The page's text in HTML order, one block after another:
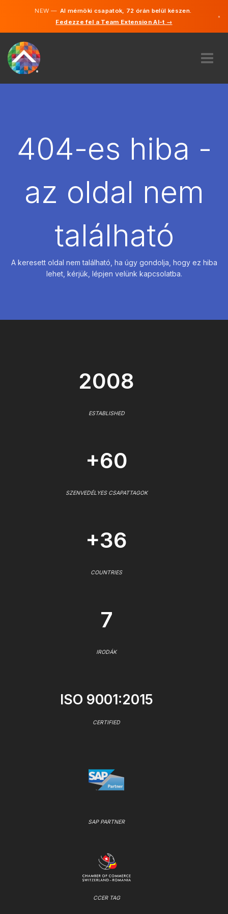
NEW —AI mérnöki csapatok, 72 órán belül készen.
Fedezze fel a Team Extension AI-t →
×
BÉREL
404-es hiba -
az oldal nem
található
A keresett oldal nem található, ha úgy gondolja, hogy ez hiba
lehet, kérjük, lépjen velünk kapcsolatba.
2008
ESTABLISHED
+60
SZENVEDÉLYES CSAPATTAGOK
+36
COUNTRIES
7
IRODÁK
ISO 9001:2015
CERTIFIED
SAP PARTNER
CCER TAG